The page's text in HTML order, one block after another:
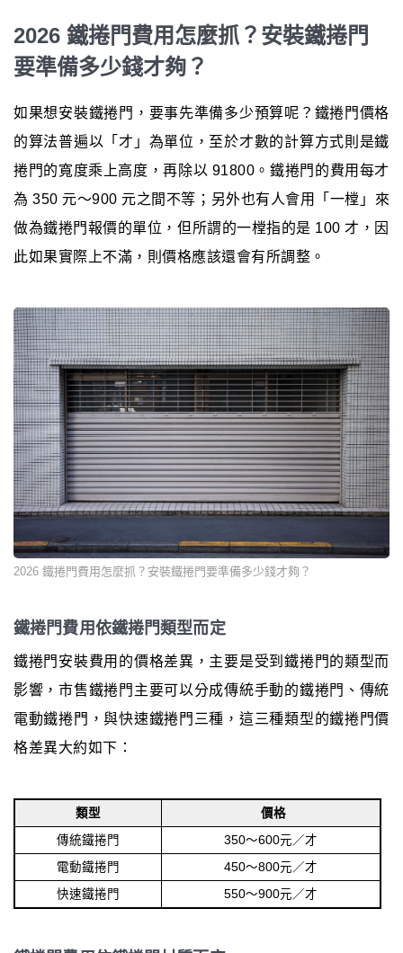
2026 鐵捲門費用怎麼抓？安裝鐵捲門
要準備多少錢才夠？
如果想安裝鐵捲門，要事先準備多少預算呢？鐵捲門價格
的算法普遍以「才」為單位，至於才數的計算方式則是鐵
捲門的寬度乘上高度，再除以 91800。鐵捲門的費用每才
為 350 元～900 元之間不等；另外也有人會用「一樘」來
做為鐵捲門報價的單位，但所謂的一樘指的是 100 才，因
此如果實際上不滿，則價格應該還會有所調整。
2026 鐵捲門費用怎麼抓？安裝鐵捲門要準備多少錢才夠？
鐵捲門費用依鐵捲門類型而定
鐵捲門安裝費用的價格差異，主要是受到鐵捲門的類型而
影響，市售鐵捲門主要可以分成傳統手動的鐵捲門、傳統
電動鐵捲門，與快速鐵捲門三種，這三種類型的鐵捲門價
格差異大約如下：
類型
價格
傳統鐵捲門
350～600元／才
電動鐵捲門
450～800元／才
快速鐵捲門
550～900元／才